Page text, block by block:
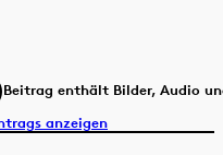
Beitrag enthält Bilder, Audio
anzeigen